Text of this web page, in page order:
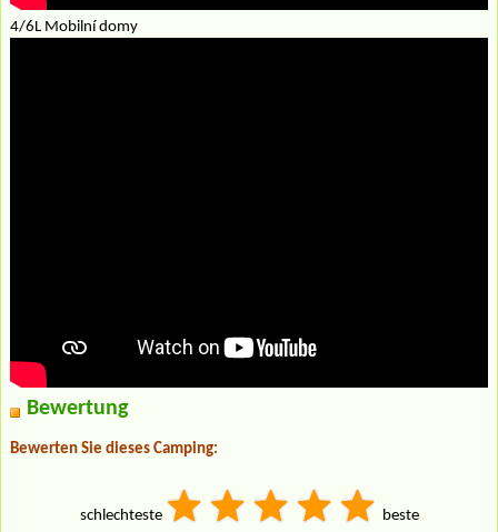
4/6L Mobilní domy
Bewertung
Bewerten Sie dieses Camping:
schlechteste beste